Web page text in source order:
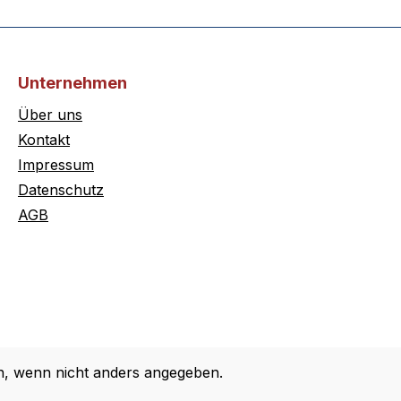
Unternehmen
Über uns
Kontakt
Impressum
Datenschutz
AGB
wenn nicht anders angegeben.